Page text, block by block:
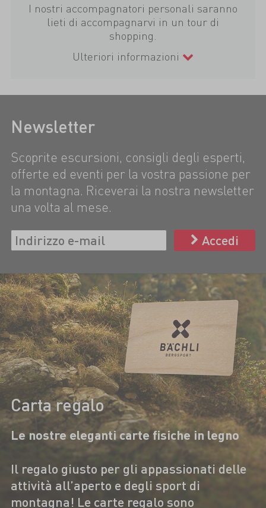
I nostri accompagnatori personali saranno
lieti di accompagnarvi in un tour di
shopping.
Ulteriori informazioni
Newsletter
Scoprite escursioni, consigli degli esperti,
offerte ed eventi per la vostra passione per
la montagna. Riceverai la nostra newsletter
una volta al mese.
Accedi
Carta regalo
Le nostre eleganti carte fisiche in legno
Il regalo giusto per gli appassionati delle
attività all’aperto e degli sport di
montagna! Le carte regalo sono